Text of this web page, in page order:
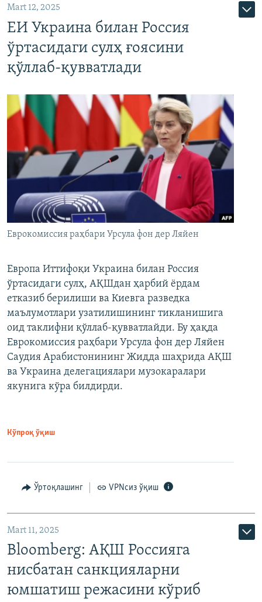
Mart 12, 2025
ЕИ Украина билан Россия
ўртасидаги сулҳ ғоясини
қўллаб-қувватлади
Еврокомиссия раҳбари Урсула фон дер Ляйен
Европа Иттифоқи Украина билан Россия
ўртасидаги сулҳ, АҚШдан ҳарбий ёрдам
етказиб берилиши ва Киевга разведка
маълумотлари узатилишининг тикланишига
оид таклифни қўллаб-қувватлайди. Бу ҳақда
Еврокомиссия раҳбари Урсула фон дер Ляйен
Саудия Арабистонининг Жидда шаҳрида АҚШ
ва Украина делегациялари музокаралари
якунига кўра билдирди.
Кўпроқ ўқиш
Ўртоқлашинг VPNсиз ўқиш
Mart 11, 2025
Bloomberg: АҚШ Россияга
нисбатан санкцияларни
юмшатиш режасини кўриб